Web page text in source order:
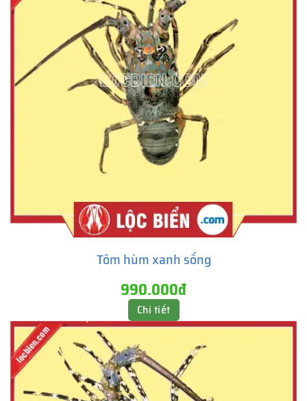
Tôm hùm xanh sống
990.000đ
Chi tiết